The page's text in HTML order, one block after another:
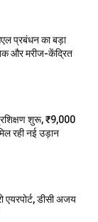
प्रबंधन का बड़ा
और मरीज-केंद्रित
शुरू, ₹9,000
रही नई उड़ान
एयरपोर्ट, डीसी अजय